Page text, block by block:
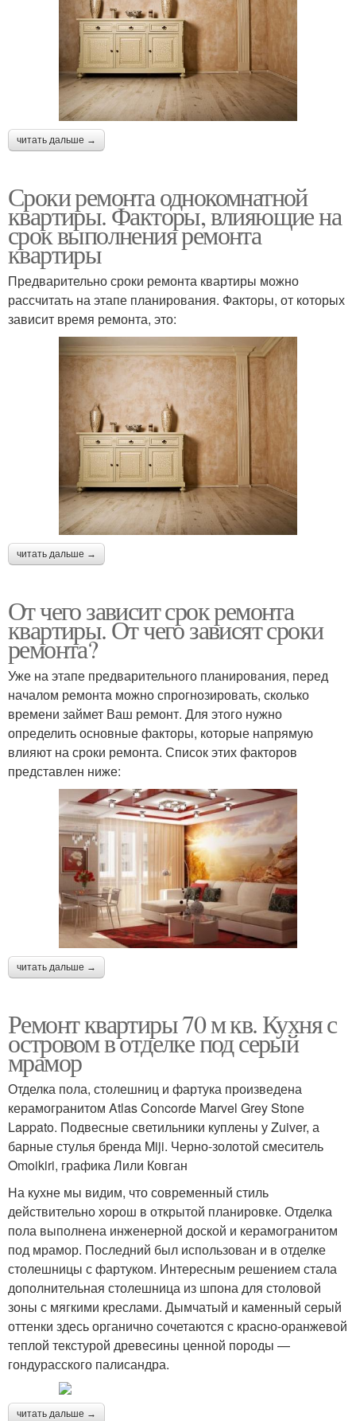
читать дальше →
Сроки ремонта однокомнатной
квартиры. Факторы, влияющие на
срок выполнения ремонта
квартиры
Предварительно сроки ремонта квартиры можно
рассчитать на этапе планирования. Факторы, от которых
зависит время ремонта, это:
читать дальше →
От чего зависит срок ремонта
квартиры. От чего зависят сроки
ремонта?
Уже на этапе предварительного планирования, перед
началом ремонта можно спрогнозировать, сколько
времени займет Ваш ремонт. Для этого нужно
определить основные факторы, которые напрямую
влияют на сроки ремонта. Список этих факторов
представлен ниже:
читать дальше →
Ремонт квартиры 70 м кв. Кухня с
островом в отделке под серый
мрамор
Отделка пола, столешниц и фартука произведена
керамогранитом Atlas Concorde Marvel Grey Stone
Lappato. Подвесные светильники куплены у Zuiver, а
барные стулья бренда Miji. Черно-золотой смеситель
Omoikiri, графика Лили Ковган
На кухне мы видим, что современный стиль
действительно хорош в открытой планировке. Отделка
пола выполнена инженерной доской и керамогранитом
под мрамор. Последний был использован и в отделке
столешницы с фартуком. Интересным решением стала
дополнительная столешница из шпона для столовой
зоны с мягкими креслами. Дымчатый и каменный серый
оттенки здесь органично сочетаются с красно-оранжевой
теплой текстурой древесины ценной породы —
гондурасского палисандра.
читать дальше →